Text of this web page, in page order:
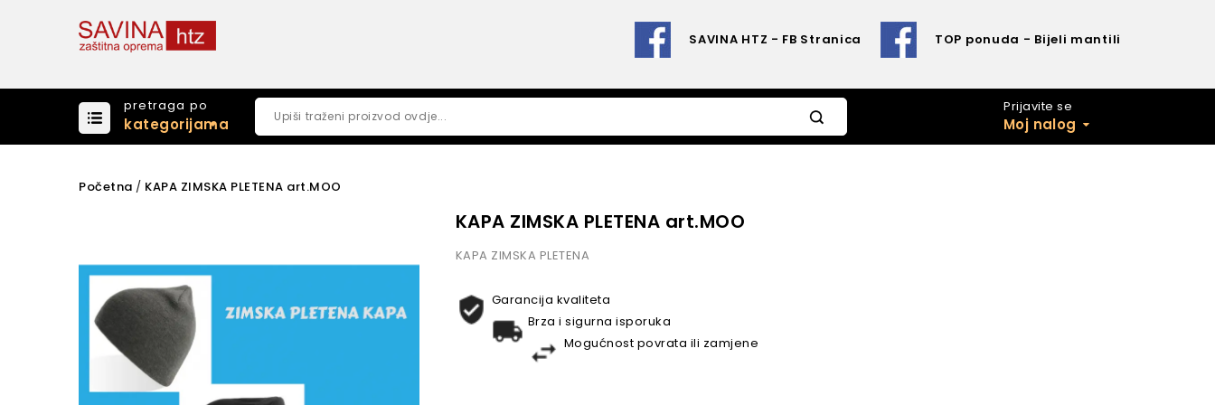
SAVINA HTZ - FB Stranica TOP ponuda - Bijeli mantili
pretraga po
kategorijama
Prijavite se
Moj nalog
Početna KAPA ZIMSKA PLETENA art.MOO
KAPA ZIMSKA PLETENA art.MOO
KAPA ZIMSKA PLETENA
Garancija kvaliteta
Brza i sigurna isporuka
Mogućnost povrata ili zamjene